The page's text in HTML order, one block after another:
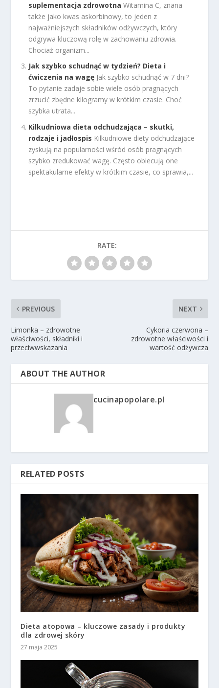
suplementacja zdrowotna Witamina C, znana
także jako kwas askorbinowy, to jeden z
najważniejszych składników odżywczych, który
odgrywa kluczową rolę w zachowaniu zdrowia.
Chociaż organizm...
Jak szybko schudnąć w tydzień? Dieta i
ćwiczenia na wagę Jak szybko schudnąć w 7 dni?
To pytanie zadaje sobie wiele osób pragnących
zrzucić zbędne kilogramy w krótkim czasie. Choć
szybka utrata...
Kilkudniowa dieta odchudzająca – skutki,
rodzaje i jadłospis Kilkudniowe diety odchudzające
zyskują na popularności wśród osób pragnących
szybko zredukować wagę. Często obiecują one
spektakularne efekty w krótkim czasie, co sprawia,...
RATE:
PREVIOUS
Limonka – zdrowotne
właściwości, składniki i
przeciwwskazania
NEXT
Cykoria czerwona –
zdrowotne właściwości i
wartość odżywcza
ABOUT THE AUTHOR
cucinapopolare.pl
RELATED POSTS
Dieta atopowa – kluczowe zasady i produkty
dla zdrowej skóry
27 maja 2025